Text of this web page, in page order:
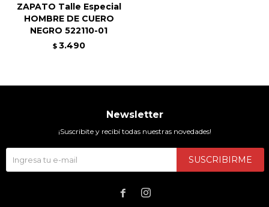
ZAPATO Talle Especial
HOMBRE DE CUERO
NEGRO 522110-01
$ 3.490
Newsletter
¡Suscribite y recibí todas nuestras novedades!
SUSCRIBIRME
 